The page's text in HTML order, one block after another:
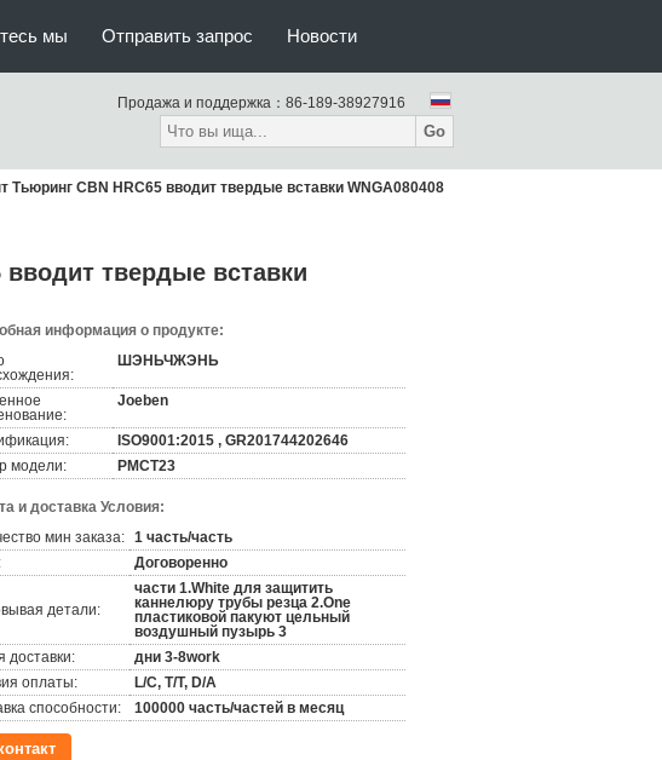
мы Отправить запрос Новости
Продажа и поддержка： 86-189-38927916
Go
Тьюринг CBN HRC65 вводит твердые вставки WNGA080408
вводит твердые вставки
информация о продукте:
ШЭНЬЧЖЭНЬ
Joeben
ISO9001:2015 , GR201744202646
модели:
PMCT23
и доставка Условия:
мин заказа: 1 часть/часть
Договоренно
детали:
части 1.White для защитить
каннелюру трубы резца 2.One
пластиковой пакуют цельный
воздушный пузырь 3
доставки:
дни 3-8work
оплаты:
L/C, T/T, D/A
способности:
100000 часть/частей в месяц